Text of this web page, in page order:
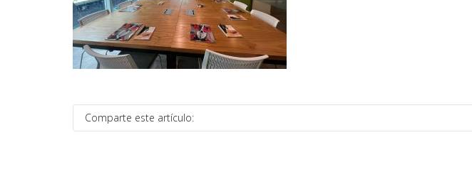
Comparte este artículo: